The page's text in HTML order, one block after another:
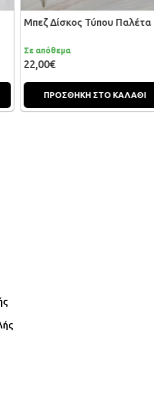
Τύπου Παλέτα
ΣΤΟ ΚΑΛΑΘΙ
Μπεζ